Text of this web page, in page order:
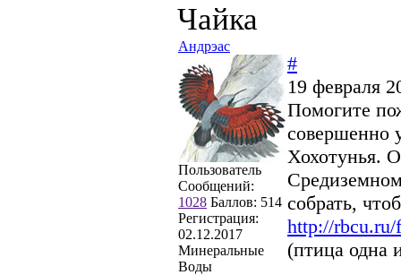
Чайка
Андрэас
Пользователь
Сообщений:
1028 Баллов: 514
Регистрация:
02.12.2017
Минеральные
Воды
#
19 февраля
Помогите
совершенно
Хохотунья.
собрать,
http://rbcu.ru/
(птица одна